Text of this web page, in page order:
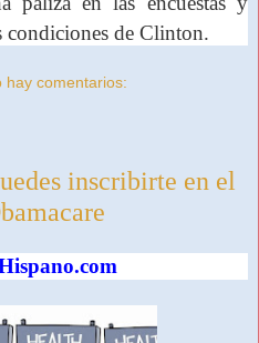
condiciones de Clinton.
hay comentarios:
inscribirte en el